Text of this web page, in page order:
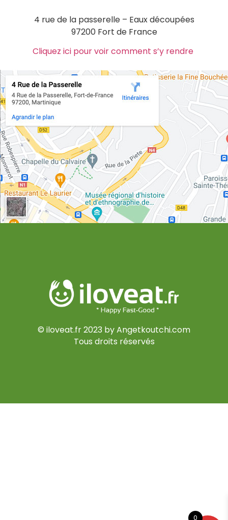
4 rue de la passerelle – Eaux découpées
97200 Fort de France
Cliquez ici pour voir comment s’y rendre
© iloveat.fr 2023 by Angetkoutchi.com
Tous droits réservés
0